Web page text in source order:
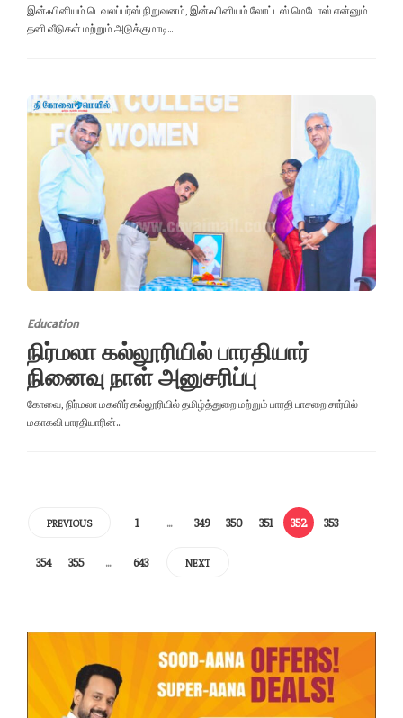
இன்ஃபினியம் டெவலப்பர்ஸ் நிறுவனம், இன்ஃபினியம் லோட்டஸ் மெடோஸ் என்னும்
தனி வீடுகள் மற்றும் அடுக்குமாடி...
Education
நிர்மலா கல்லூரியில் பாரதியார்
நினைவு நாள் அனுசரிப்பு
கோவை, நிர்மலா மகளிர் கல்லூரியில் தமிழ்த்துறை மற்றும் பாரதி பாசறை சார்பில்
மகாகவி பாரதியாரின்...
PREVIOUS 1 … 349 350 351 352 353
354 355 … 643 NEXT